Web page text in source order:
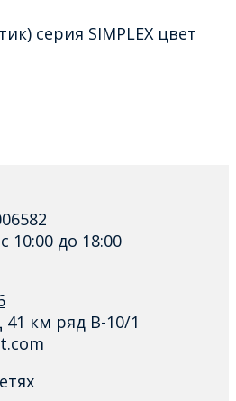
серия SIMPLEX цвет
10:00 до 18:00
км ряд В-10/1